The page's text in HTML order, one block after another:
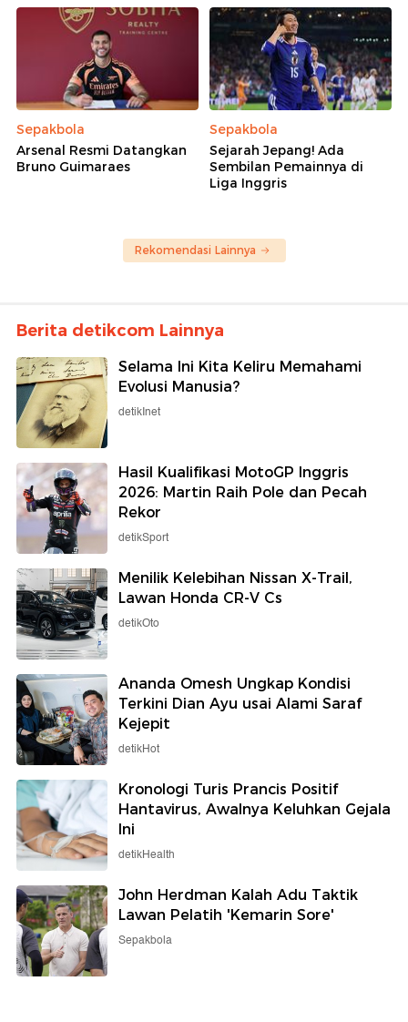
Sepakbola
Arsenal Resmi Datangkan
Bruno Guimaraes
Sepakbola
Sejarah Jepang! Ada
Sembilan Pemainnya di
Liga Inggris
Rekomendasi Lainnya
Berita detikcom Lainnya
Selama Ini Kita Keliru Memahami
Evolusi Manusia?
detikInet
Hasil Kualifikasi MotoGP Inggris
2026: Martin Raih Pole dan Pecah
Rekor
detikSport
Menilik Kelebihan Nissan X-Trail,
Lawan Honda CR-V Cs
detikOto
Ananda Omesh Ungkap Kondisi
Terkini Dian Ayu usai Alami Saraf
Kejepit
detikHot
Kronologi Turis Prancis Positif
Hantavirus, Awalnya Keluhkan Gejala
Ini
detikHealth
John Herdman Kalah Adu Taktik
Lawan Pelatih 'Kemarin Sore'
Sepakbola